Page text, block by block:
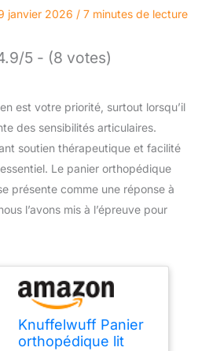
janvier 2026 / 7 minutes de lecture
5 - (8 votes)
est votre priorité, surtout lorsqu’il
des sensibilités articulaires.
soutien thérapeutique et facilité
Le panier orthopédique
présente comme une réponse à
l’avons mis à l’épreuve pour
Knuffelwuff Panier
orthopédique lit